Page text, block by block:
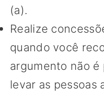
(a).
Realize
quando você
argumento não
levar as pessoas